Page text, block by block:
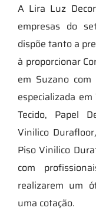
A Lira Luz
empresas do
dispõe tanto a
à proporcionar
em Suzano
especializada
Tecido, Papel
Vinilico
Piso Vinilico
com
realizarem um
uma cotação.